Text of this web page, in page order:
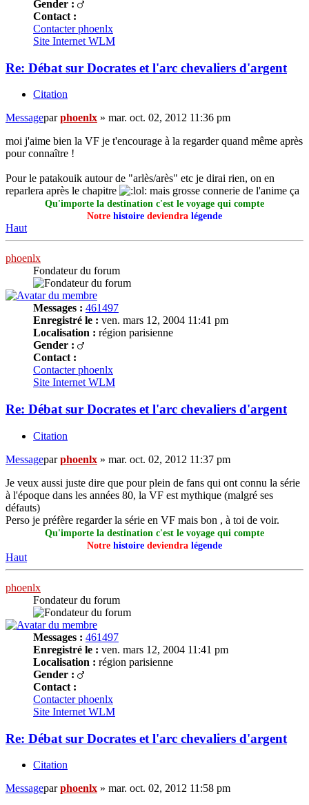
Gender :
Contact :
Contacter phoenlx
Site Internet WLM
Re: Débat sur Docrates et l'arc chevaliers d'argent
Citation
Messageparphoenlx » mar. oct. 02, 2012 11:36 pm
moi j'aime bien la VF je t'encourage à la regarder quand même après
pour connaître !
Pour le patakouik autour de "arlès/arès" etc je dirai rien, on en
reparlera après le chapitre
mais grosse connerie de l'anime ça
Qu'importe la destination c'est le voyage qui compte
Notre histoire deviendra légende
Haut
phoenlx
Fondateur du forum
Messages : 461497
Enregistré le : ven. mars 12, 2004 11:41 pm
Localisation : région parisienne
Gender :
Contact :
Contacter phoenlx
Site Internet WLM
Re: Débat sur Docrates et l'arc chevaliers d'argent
Citation
Messageparphoenlx » mar. oct. 02, 2012 11:37 pm
Je veux aussi juste dire que pour plein de fans qui ont connu la série
à l'époque dans les années 80, la VF est mythique (malgré ses
défauts)
Perso je préfère regarder la série en VF mais bon , à toi de voir.
Qu'importe la destination c'est le voyage qui compte
Notre histoire deviendra légende
Haut
phoenlx
Fondateur du forum
Messages : 461497
Enregistré le : ven. mars 12, 2004 11:41 pm
Localisation : région parisienne
Gender :
Contact :
Contacter phoenlx
Site Internet WLM
Re: Débat sur Docrates et l'arc chevaliers d'argent
Citation
Messageparphoenlx » mar. oct. 02, 2012 11:58 pm